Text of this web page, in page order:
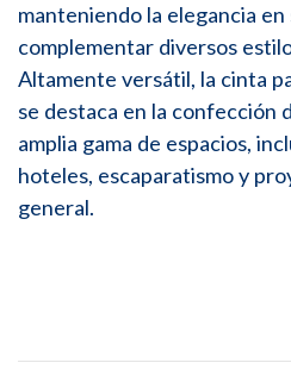
manteniendo la elegancia en
complementar diversos
Altamente versátil, la cinta
se destaca en la confección
amplia gama de espacios,
hoteles, escaparatismo y
general.